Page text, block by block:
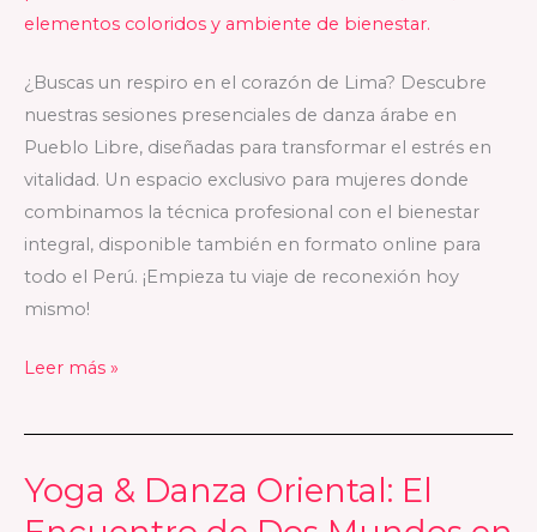
¿Buscas un respiro en el corazón de Lima? Descubre
nuestras sesiones presenciales de danza árabe en
Pueblo Libre, diseñadas para transformar el estrés en
vitalidad. Un espacio exclusivo para mujeres donde
combinamos la técnica profesional con el bienestar
integral, disponible también en formato online para
todo el Perú. ¡Empieza tu viaje de reconexión hoy
mismo!
nuestras
presenciales
y
online
Leer más »
Yoga & Danza Oriental: El
Yoga
&